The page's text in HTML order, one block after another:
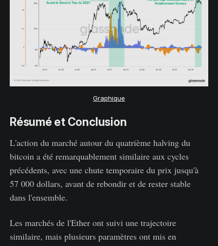
Graphique
Résumé et Conclusion
L'action du marché autour du quatrième halving du
bitcoin a été remarquablement similaire aux cycles
précédents, avec une chute temporaire du prix jusqu'à
57 000 dollars, avant de rebondir et de rester stable
dans l'ensemble.
Les marchés de l'Ether ont suivi une trajectoire
similaire, mais plusieurs paramètres ont mis en